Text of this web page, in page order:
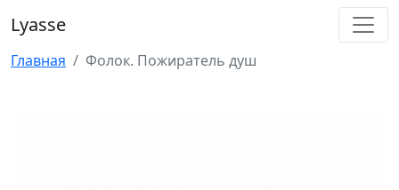
Lyasse
Главная Фолок. Пожиратель душ